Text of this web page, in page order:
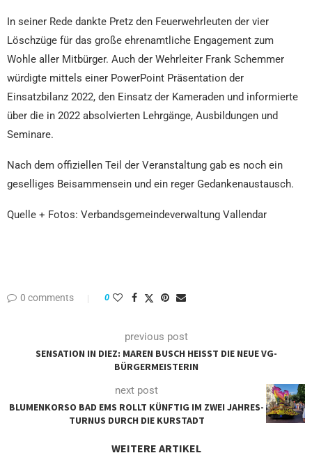
In seiner Rede dankte Pretz den Feuerwehrleuten der vier
Löschzüge für das große ehrenamtliche Engagement zum
Wohle aller Mitbürger. Auch der Wehrleiter Frank Schemmer
würdigte mittels einer PowerPoint Präsentation der
Einsatzbilanz 2022, den Einsatz der Kameraden und informierte
über die in 2022 absolvierten Lehrgänge, Ausbildungen und
Seminare.
Nach dem offiziellen Teil der Veranstaltung gab es noch ein
geselliges Beisammensein und ein reger Gedankenaustausch.
Quelle + Fotos: Verbandsgemeindeverwaltung Vallendar
0 comments 0
previous post
SENSATION IN DIEZ: MAREN BUSCH HEISST DIE NEUE VG-B
ÜRGERMEISTERIN
next post
BLUMENKORSO BAD EMS ROLLT KÜNFTIG IM ZWEI JAHRES-
TURNUS DURCH DIE KURSTADT
WEITERE ARTIKEL